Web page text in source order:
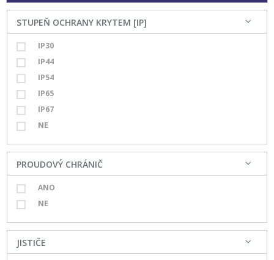
STUPEŇ OCHRANY KRYTEM [IP]
IP30
IP44
IP54
IP65
IP67
NE
PROUDOVÝ CHRÁNIČ
ANO
NE
JISTIČE